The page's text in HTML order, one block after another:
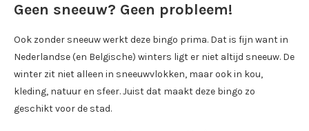
Geen sneeuw? Geen probleem!
Ook zonder sneeuw werkt deze bingo prima. Dat is fijn want in
Nederlandse (en Belgische) winters ligt er niet altijd sneeuw. De
winter zit niet alleen in sneeuwvlokken, maar ook in kou,
kleding, natuur en sfeer. Juist dat maakt deze bingo zo
geschikt voor de stad.